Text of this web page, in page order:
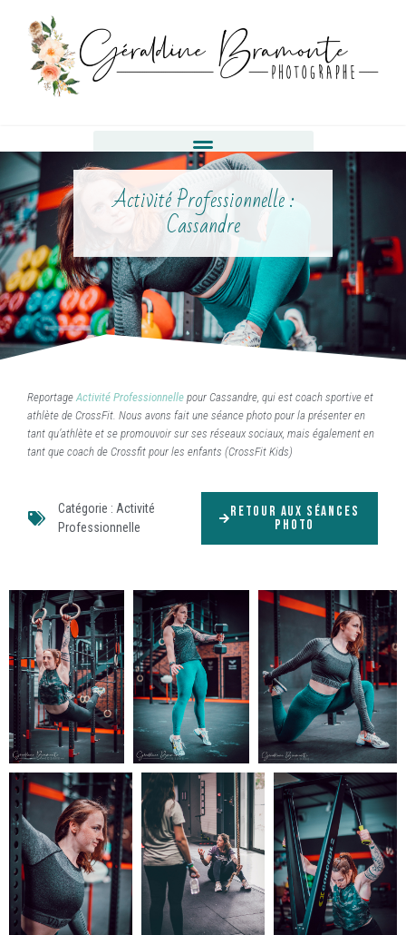
Activité Professionnelle :
Cassandre
Reportage Activité Professionnelle pour Cassandre, qui est coach sportive et
athlète de CrossFit. Nous avons fait une séance photo pour la présenter en
tant qu’athlète et se promouvoir sur ses réseaux sociaux, mais également en
tant que coach de Crossfit pour les enfants (CrossFit Kids)
Catégorie : Activité
Professionnelle
RETOUR AUX SÉANCES
PHOTO